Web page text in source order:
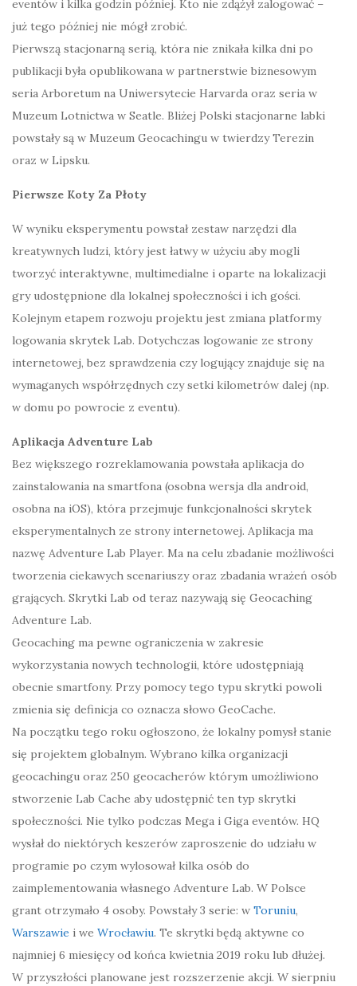
eventów i kilka godzin później. Kto nie zdążył zalogować –
już tego później nie mógł zrobić.
Pierwszą stacjonarną serią, która nie znikała kilka dni po
publikacji była opublikowana w partnerstwie biznesowym
seria Arboretum na Uniwersytecie Harvarda oraz seria w
Muzeum Lotnictwa w Seatle. Bliżej Polski stacjonarne labki
powstały są w Muzeum Geocachingu w twierdzy Terezin
oraz w Lipsku.
Pierwsze Koty Za Płoty
W wyniku eksperymentu powstał zestaw narzędzi dla
kreatywnych ludzi, który jest łatwy w użyciu aby mogli
tworzyć interaktywne, multimedialne i oparte na lokalizacji
gry udostępnione dla lokalnej społeczności i ich gości.
Kolejnym etapem rozwoju projektu jest zmiana platformy
logowania skrytek Lab. Dotychczas logowanie ze strony
internetowej, bez sprawdzenia czy logujący znajduje się na
wymaganych współrzędnych czy setki kilometrów dalej (np.
w domu po powrocie z eventu).
Aplikacja Adventure Lab
Bez większego rozreklamowania powstała aplikacja do
zainstalowania na smartfona (osobna wersja dla android,
osobna na iOS), która przejmuje funkcjonalności skrytek
eksperymentalnych ze strony internetowej. Aplikacja ma
nazwę Adventure Lab Player. Ma na celu zbadanie możliwości
tworzenia ciekawych scenariuszy oraz zbadania wrażeń osób
grających. Skrytki Lab od teraz nazywają się Geocaching
Adventure Lab.
Geocaching ma pewne ograniczenia w zakresie
wykorzystania nowych technologii, które udostępniają
obecnie smartfony. Przy pomocy tego typu skrytki powoli
zmienia się definicja co oznacza słowo GeoCache.
Na początku tego roku ogłoszono, że lokalny pomysł stanie
się projektem globalnym. Wybrano kilka organizacji
geocachingu oraz 250 geocacherów którym umożliwiono
stworzenie Lab Cache aby udostępnić ten typ skrytki
społeczności. Nie tylko podczas Mega i Giga eventów. HQ
wysłał do niektórych keszerów zaproszenie do udziału w
programie po czym wylosował kilka osób do
zaimplementowania własnego Adventure Lab. W Polsce
grant otrzymało 4 osoby. Powstały 3 serie: w Toruniu,
Warszawie i we Wrocławiu. Te skrytki będą aktywne co
najmniej 6 miesięcy od końca kwietnia 2019 roku lub dłużej.
W przyszłości planowane jest rozszerzenie akcji. W sierpniu